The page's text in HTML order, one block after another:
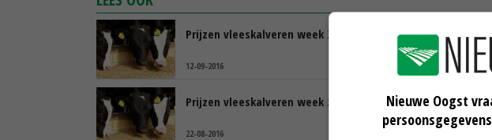
Prijzen vleeskalveren week 36
12-09-2016
Prijzen vleeskalveren week 33
22-08-2016
Nieuwe Oogst